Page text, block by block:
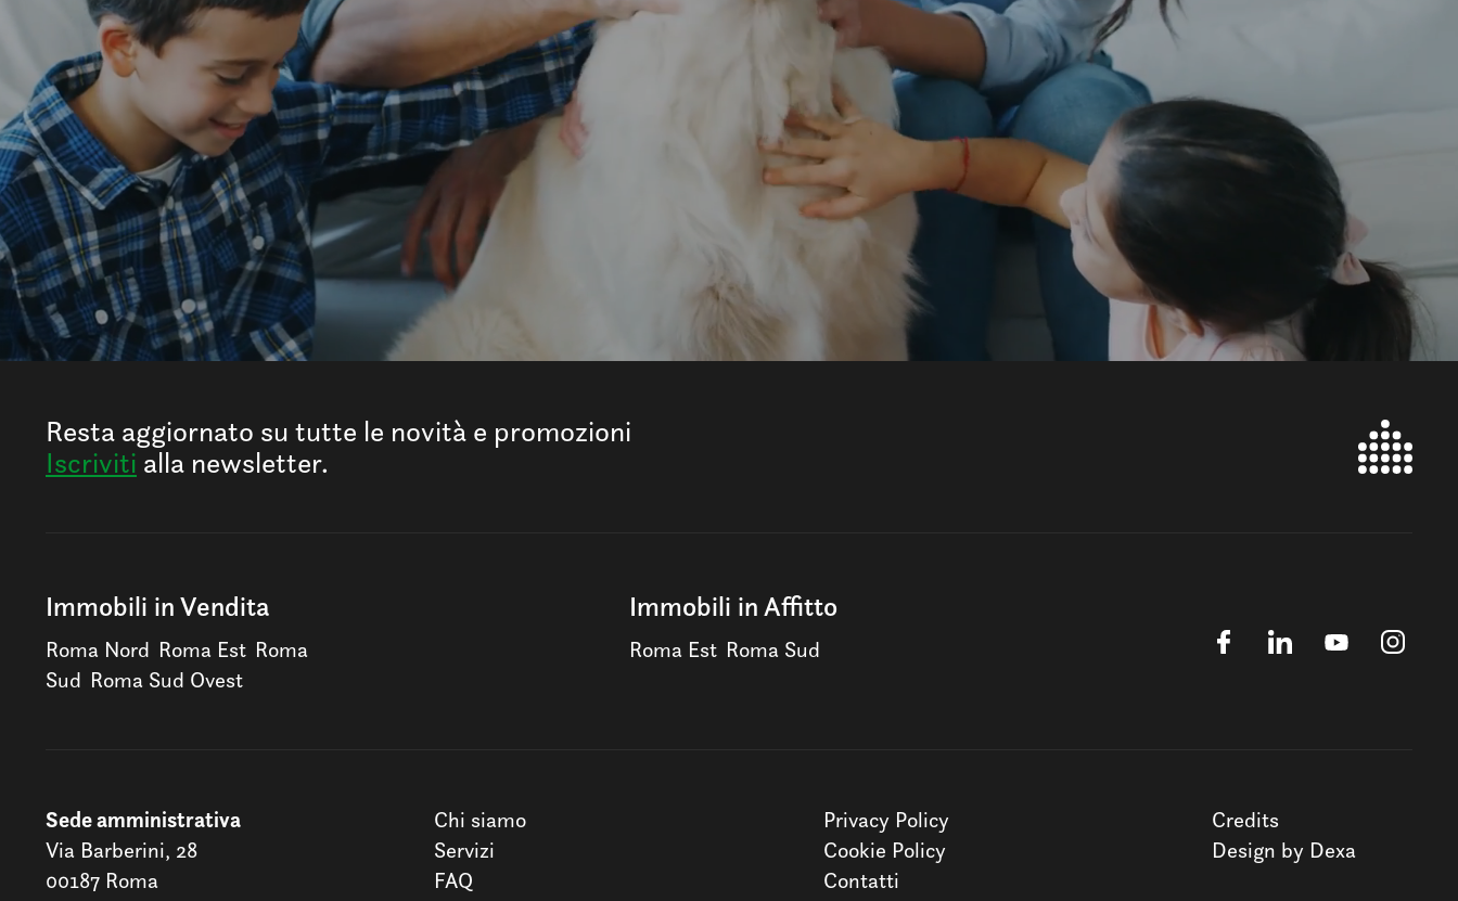
Resta aggiornato su tutte le novità e promozioni
Iscriviti alla newsletter.
Immobili in Vendita
Roma Nord Roma Est Roma
Sud Roma Sud Ovest
Immobili in Affitto
Roma Est Roma Sud
Sede amministrativa
Via Barberini, 28
00187 Roma
Chi siamo
Servizi
FAQ
Privacy Policy
Cookie Policy
Contatti
Credits
Design by Dexa